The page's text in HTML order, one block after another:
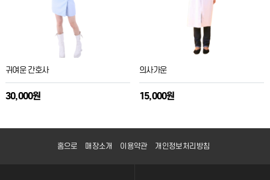
귀여운 간호사
30,000원
의사가운
15,000원
홈으로 매장소개 이용약관 개인정보처리방침